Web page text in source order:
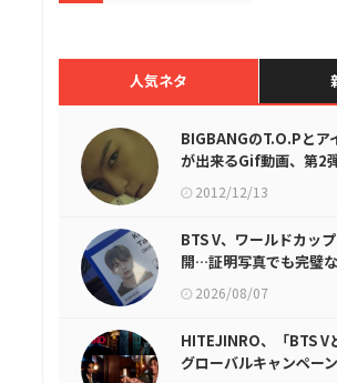
人気ネタ
BIGBANGのT.O.Pとア
が出来るGif動画、第2
2012/12/13
BTS V、ワールドカッ
開…証明写真でも完璧な
2026/08/07
HITEJINRO、「BTS V
グローバルキャンペーン